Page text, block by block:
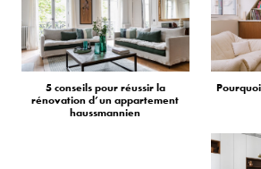
5 conseils pour réussir la
rénovation d’un appartement
haussmannien